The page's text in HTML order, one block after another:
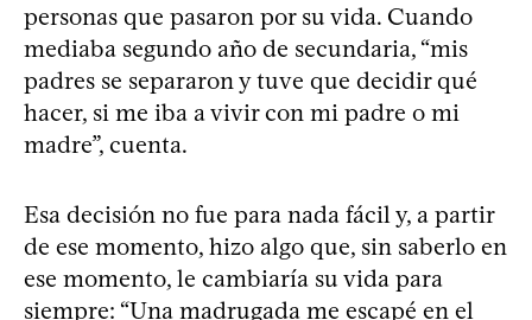
personas que pasaron por su vida. Cuando
mediaba segundo año de secundaria, “mis
padres se separaron y tuve que decidir qué
hacer, si me iba a vivir con mi padre o mi
madre”, cuenta.
Esa decisión no fue para nada fácil y, a partir
de ese momento, hizo algo que, sin saberlo en
ese momento, le cambiaría su vida para
siempre: “Una madrugada me escapé en el